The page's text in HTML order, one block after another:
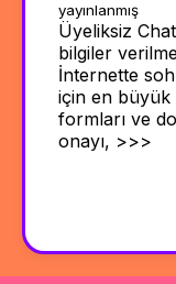
yayınlanmış
Üyeliksiz
bilgiler
İnternette
için en büyük
formları ve
onayı, >>>